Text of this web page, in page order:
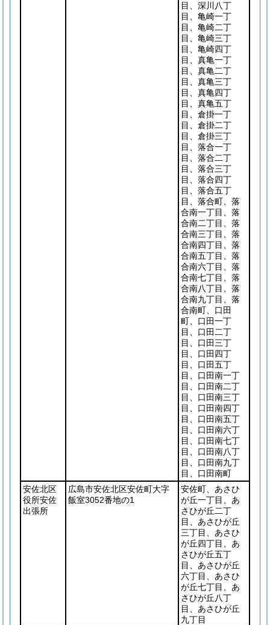
目、深川八丁
目、亀崎一丁
目、亀崎二丁
目、亀崎三丁
目、亀崎四丁
目、真亀一丁
目、真亀二丁
目、真亀三丁
目、真亀四丁
目、真亀五丁
目、倉掛一丁
目、倉掛二丁
目、倉掛三丁
目、落合一丁
目、落合二丁
目、落合三丁
目、落合四丁
目、落合五丁
目、落合町、落
合南一丁目、落
合南二丁目、落
合南三丁目、落
合南四丁目、落
合南五丁目、落
合南六丁目、落
合南七丁目、落
合南八丁目、落
合南九丁目、落
合南町、口田
町、口田一丁
目、口田二丁
目、口田三丁
目、口田四丁
目、口田五丁
目、口田南一丁
目、口田南二丁
目、口田南三丁
目、口田南四丁
目、口田南五丁
目、口田南六丁
目、口田南七丁
目、口田南八丁
目、口田南九丁
目、口田南町
安佐北区
役所安佐
出張所
広島市安佐北区安佐町大字
飯室3052番地の1
安佐町、あさひ
が丘一丁目、あ
さひが丘二丁
目、あさひが丘
三丁目、あさひ
が丘四丁目、あ
さひが丘五丁
目、あさひが丘
六丁目、あさひ
が丘七丁目、あ
さひが丘八丁
目、あさひが丘
九丁目